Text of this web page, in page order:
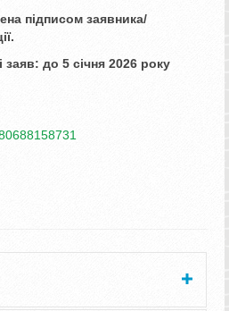
підписом заявника/
заяв: до 5 січня 2026 року